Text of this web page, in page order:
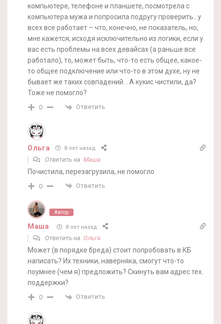
компьютере, телефоне и планшете, посмотрела с
компьютера мужа и попросила подругу проверить…у
всех все работает – что, конечно, не показатель, но,
мне кажется, исходя исключительно из логики, если у
вас есть проблемы на всех девайсах (а раньше все
работало), то, может быть, что-то есть общее, какое-
то общее подключение или что-то в этом духе, ну не
бывает же таких совпадений… А кукис чистили, да?
Тоже не помогло?
0 Ответить
Ольга 8 лет назад
Ответить на Маша
Почистила, перезагрузила, не помогло
0 Ответить
Автор
Маша 8 лет назад
Ответить на Ольга
Может (в порядке бреда) стоит попробовать в КБ
написать? Их техники, наверняка, смогут что-то
поумнее (чем я) предложить? Скинуть вам адрес тех.
поддержки?
0 Ответить